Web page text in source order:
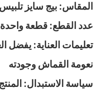
المقاس: بيج سايز تلبيس من 85 كيلو حتى
عدد القطع: قطعة واحدة
تعليمات العناية: يفضل
نعومة القماش وجودته
سياسة الاستبدال: